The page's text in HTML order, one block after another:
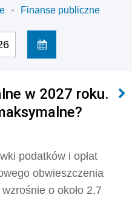
Finanse publiczne
w 2027 roku.
podatków i opłat
obwieszczenia
o około 2,7